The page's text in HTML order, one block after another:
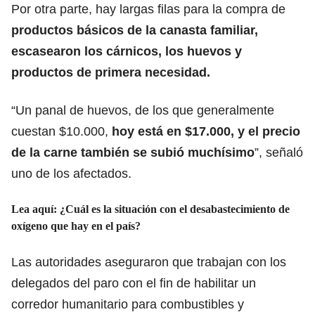
Por otra parte, hay largas filas para la compra de
productos básicos de la canasta familiar,
escasearon los cárnicos, los huevos y
productos de primera necesidad.
“Un panal de huevos, de los que generalmente
cuestan $10.000, hoy está en $17.000, y el precio
de la carne también se subió muchísimo”, señaló
uno de los afectados.
Lea aquí: ¿Cuál es la situación con el desabastecimiento de
oxígeno que hay en el país?
Las autoridades aseguraron que trabajan con los
delegados del paro con el fin de habilitar un
corredor humanitario para combustibles y